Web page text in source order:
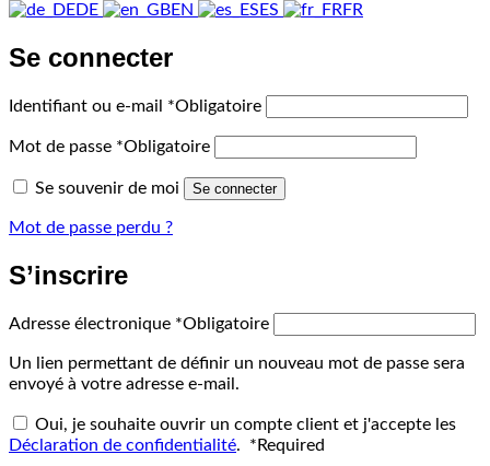
DE
EN ES FR
Se connecter
Identifiant ou e-mail *Obligatoire
Mot de passe *Obligatoire
Se souvenir de moi Se connecter
Mot de passe perdu ?
S’inscrire
Adresse électronique *Obligatoire
Un lien permettant de définir un nouveau mot de passe sera
envoyé à votre adresse e-mail.
Oui, je souhaite ouvrir un compte client et j'accepte les
Déclaration de confidentialité. * Required